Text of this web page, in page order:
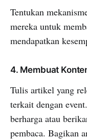
Tentukan
mereka untuk
mendapatkan
4. Membuat
Tulis artikel yang
terkait dengan
berharga atau
pembaca. Bagikan